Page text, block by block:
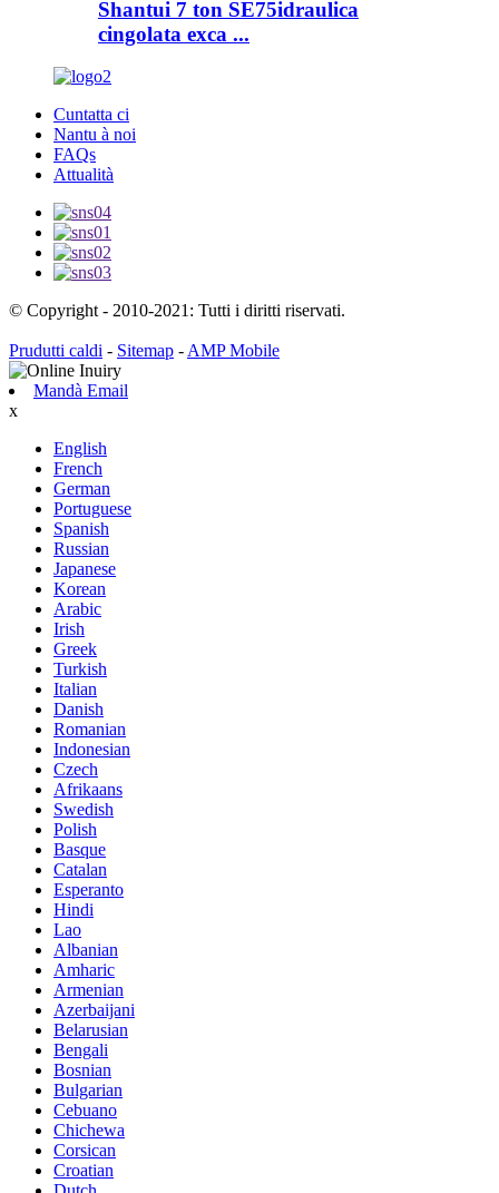
Shantui 7 ton SE75idraulica
cingolata exca ...
Cuntatta ci
Nantu à noi
FAQs
Attualità
© Copyright - 2010-2021: Tutti i diritti riservati.
Prudutti caldi - Sitemap -AMP Mobile
Mandà Email
x
English
French
German
Portuguese
Spanish
Russian
Japanese
Korean
Arabic
Irish
Greek
Turkish
Italian
Danish
Romanian
Indonesian
Czech
Afrikaans
Swedish
Polish
Basque
Catalan
Esperanto
Hindi
Lao
Albanian
Amharic
Armenian
Azerbaijani
Belarusian
Bengali
Bosnian
Bulgarian
Cebuano
Chichewa
Corsican
Croatian